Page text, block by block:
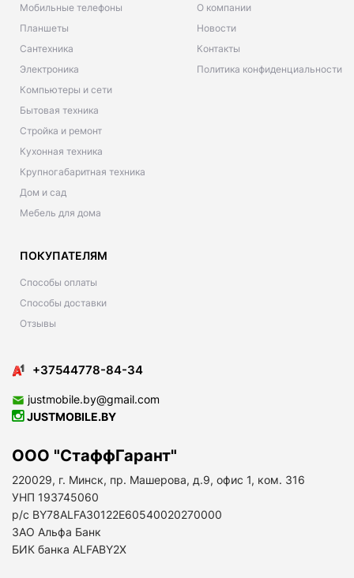
Мобильные телефоны
Планшеты
Сантехника
Электроника
Компьютеры и сети
Бытовая техника
Стройка и ремонт
Кухонная техника
Крупногабаритная техника
Дом и сад
Мебель для дома
О компании
Новости
Контакты
Политика конфиденциальности
ПОКУПАТЕЛЯМ
Способы оплаты
Способы доставки
Отзывы
+37544778-84-34
justmobile.by@gmail.com
JUSTMOBILE.BY
ООО "СтаффГарант"
220029, г. Минск, пр. Машерова, д.9, офис 1, ком. 316
УНП 193745060
р/с BY78ALFA30122E60540020270000
ЗАО Альфа Банк
БИК банка ALFABY2X